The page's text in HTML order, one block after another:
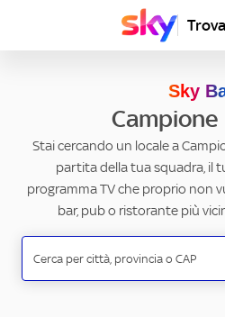
Sky
Stai cercando un locale a
partita della tua squadra, il
programma TV che proprio non
bar, pub o ristorante più